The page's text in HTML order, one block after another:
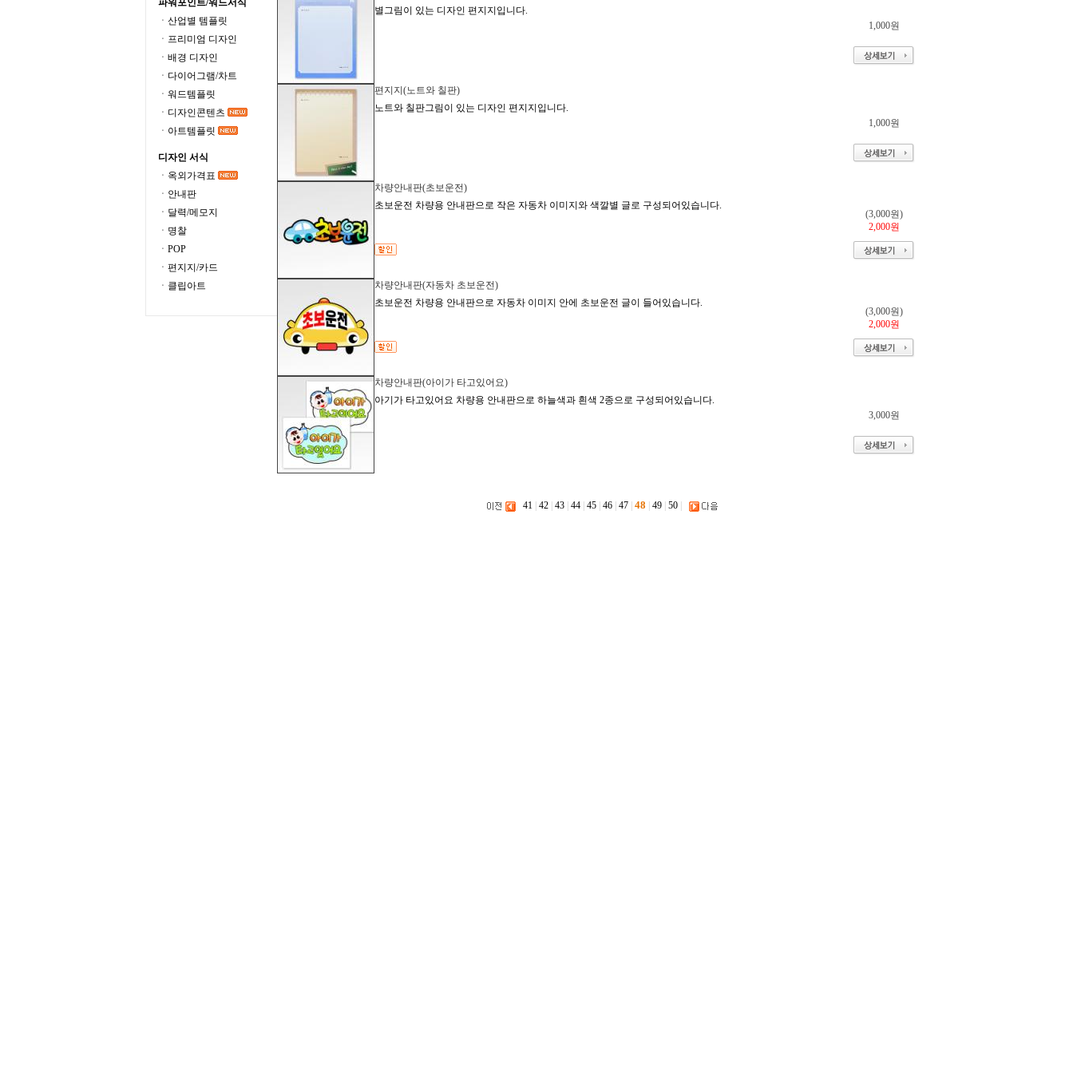
파워포인트/워드서식
ㆍ산업별 템플릿
ㆍ프리미엄 디자인
ㆍ배경 디자인
ㆍ다이어그램/차트
ㆍ워드템플릿
ㆍ디자인콘텐츠
ㆍ아트템플릿
디자인 서식
ㆍ옥외가격표
ㆍ안내판
ㆍ달력/메모지
ㆍ명찰
ㆍPOP
ㆍ편지지/카드
ㆍ클립아트
별그림이 있는 디자인 편지지입니다.
1,000원
편지지(노트와 칠판)
노트와 칠판그림이 있는 디자인 편지지입니다.
1,000원
차량안내판(초보운전)
초보운전 차량용 안내판으로 작은 자동차 이미지와 색깔별 글로 구성되어있습니다.
(3,000원)
2,000원
차량안내판(자동차 초보운전)
초보운전 차량용 안내판으로 자동차 이미지 안에 초보운전 글이 들어있습니다.
(3,000원)
2,000원
차량안내판(아이가 타고있어요)
아기가 타고있어요 차량용 안내판으로 하늘색과 흰색 2종으로 구성되어있습니다.
3,000원
41 42 43 44 45 46 47 48 49 50